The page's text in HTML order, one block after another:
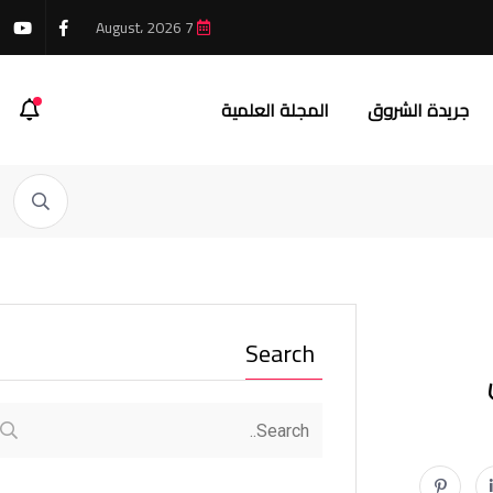
جريدة الشروق المجلة العلمية
Search